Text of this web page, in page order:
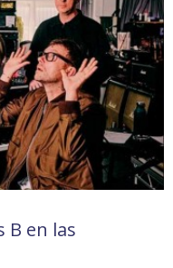
B en las